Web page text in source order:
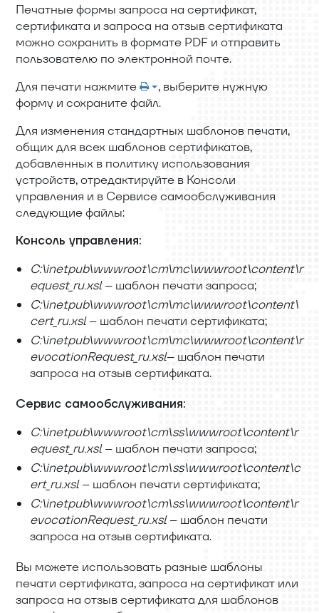
Печатные формы запроса на сертификат,
сертификата и запроса на отзыв сертификата
можно сохранить в формате PDF и отправить
пользователю по электронной почте.
Для печати нажмите
, выберите нужную
форму и сохраните файл.
Для изменения стандартных шаблонов печати,
общих для всех шаблонов сертификатов,
добавленных в политику использования
устройств, отредактируйте в Консоли
управления и в Сервисе самообслуживания
следующие файлы:
Консоль управления:
C:\inetpub\wwwroot\cm\mc\wwwroot\content\r
equest_ ru.xsl– шаблон печати запроса;
C:\inetpub\wwwroot\cm\mc\wwwroot\content\
cert_ ru.xsl– шаблон печати сертификата;
C:\inetpub\wwwroot\cm\mc\wwwroot\content\r
evocationRequest_ ru.xsl– шаблон печати
запроса на отзыв сертификата.
Сервис самообслуживания:
C:\inetpub\wwwroot\cm\ss\wwwroot\content\r
equest_ ru.xsl– шаблон печати запроса;
C:\inetpub\wwwroot\cm\ss\wwwroot\content\c
ert_ ru.xsl– шаблон печати сертификата;
C:\inetpub\wwwroot\cm\ss\wwwroot\content\r
evocationRequest_ ru.xsl– шаблон печати
запроса на отзыв сертификата.
Вы можете использовать разные шаблоны
печати сертификата, запроса на сертификат или
запроса на отзыв сертификата для шаблонов